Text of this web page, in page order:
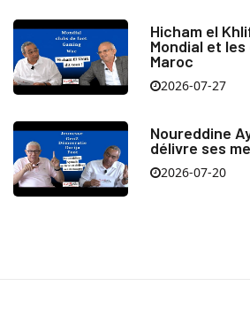
Hicham el
Mondial et
Maroc
2026-07-27
Noureddine
délivre ses
2026-07-20